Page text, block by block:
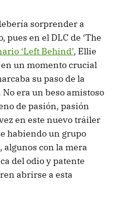
sorprender a
en el DLC de ‘The
‘Left Behind’, Ellie
un momento crucial
su paso de la
era un beso amistoso
de pasión, pasión
en este nuevo tráiler
habiendo un grupo
algunos con la mera
del odio y patente
abrirse a esta